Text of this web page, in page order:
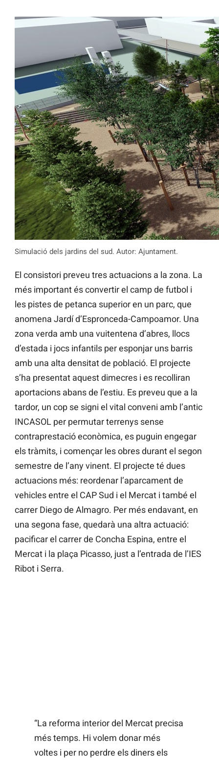
Simulació dels jardins del sud. Autor: Ajuntament.
El consistori preveu tres actuacions a la zona. La
més important és convertir el camp de futbol i
les pistes de petanca superior en un parc, que
anomena Jardí d’Espronceda-Campoamor. Una
zona verda amb una vuitentena d’abres, llocs
d’estada i jocs infantils per esponjar uns barris
amb una alta densitat de població. El projecte
s’ha presentat aquest dimecres i es recolliran
aportacions abans de l’estiu. Es preveu que a la
tardor, un cop se signi el vital conveni amb l’antic
INCASOL per permutar terrenys sense
contraprestació econòmica, es puguin engegar
els tràmits, i començar les obres durant el segon
semestre de l’any vinent. El projecte té dues
actuacions més: reordenar l’aparcament de
vehicles entre el CAP Sud i el Mercat i també el
carrer Diego de Almagro. Per més endavant, en
una segona fase, quedarà una altra actuació:
pacificar el carrer de Concha Espina, entre el
Mercat i la plaça Picasso, just a l’entrada de l’IES
Ribot i Serra.
“La reforma interior del Mercat precisa
més temps. Hi volem donar més
voltes i per no perdre els diners els